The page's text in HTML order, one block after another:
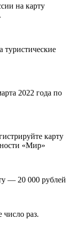
на карту
туристические
2022 года по
карту
«Мир»
— 20 000 рублей
раз.